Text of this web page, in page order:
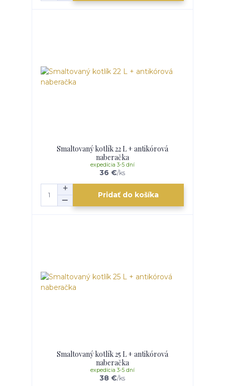
Smaltovaný kotlík 22 L + antikórová
naberačka
36 €/ks
expedícia 3-5 dní
Pridať do košíka
Smaltovaný kotlík 25 L + antikórová
naberačka
38 €/ks
expedícia 3-5 dní